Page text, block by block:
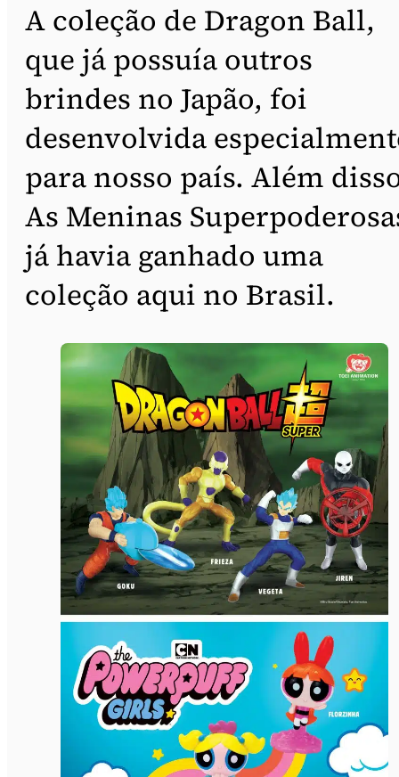
A coleção de Dragon Ball,
que já possuía outros
brindes no Japão, foi
desenvolvida
para nosso país. Além
As Meninas
já havia ganhado uma
coleção aqui no Brasil.